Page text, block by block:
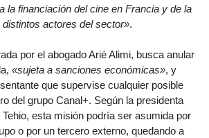
la financiación del cine en Francia y de la
actores del sector».
por el abogado Arié Alimi, busca anular
«sujeta a sanciones económicas», y
que supervise cualquier posible
del grupo Canal+. Según la presidenta
esta misión podría ser asumida por
o por un tercero externo, quedando a